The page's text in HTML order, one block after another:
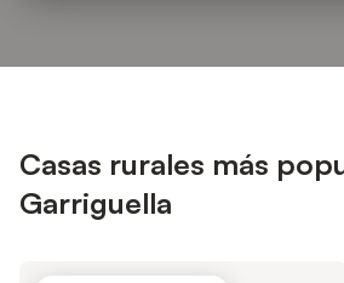
Casas rurales más
Garriguella